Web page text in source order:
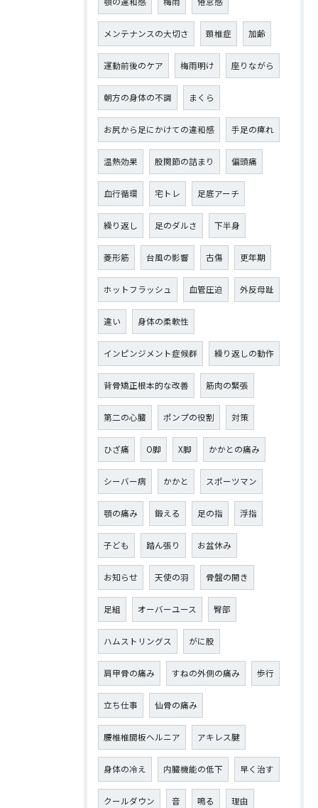
メンテナンスの大切さ 頚椎症 加齢
運動前後のケア 梅雨明け 座りながら
朝方の身体の不調 まくら
お尻から足にかけての違和感 手足の痺れ
温熱効果 股関節の詰まり 偏頭痛
血行循環 宅トレ 足底アーチ
繰り返し 足のダルさ 下半身
菱形筋 台風の影響 古傷 更年期
ホットフラッシュ 血管圧迫 外反母趾
違い 身体の柔軟性
インピンジメント症候群 繰り返しの動作
背骨矯正根本的な改善 筋肉の緊張
第二の心臓 ポンプの役割 対策
ひざ痛 О脚 X脚 かかとの痛み
シーバー病 かかと スポーツマン
顎の痛み 鍛える 足の指 浮指
子ども 踏ん張り お盆休み
お知らせ 天使の羽 骨盤の開き
足組 オーバーユース 臀部
ハムストリングス がに股
肩甲骨の痛み すねの外側の痛み 歩行
立ち仕事 仙骨の痛み
腰椎椎間板ヘルニア アキレス腱
身体の冷え 内臓機能の低下 早く治す
クールダウン 音 鳴る 理由